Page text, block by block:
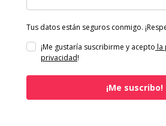
Tus datos están seguros conmigo.
¡Me gustaría suscribirme y acepto la
privacidad!
¡Me suscribo!